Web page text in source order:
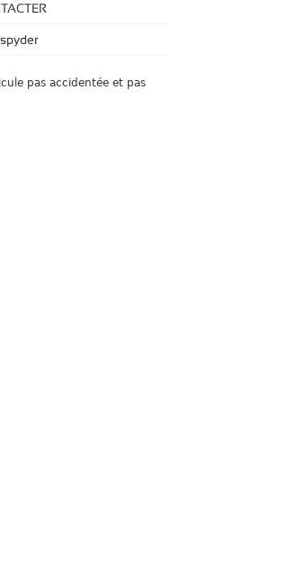
pas accidentée et pas